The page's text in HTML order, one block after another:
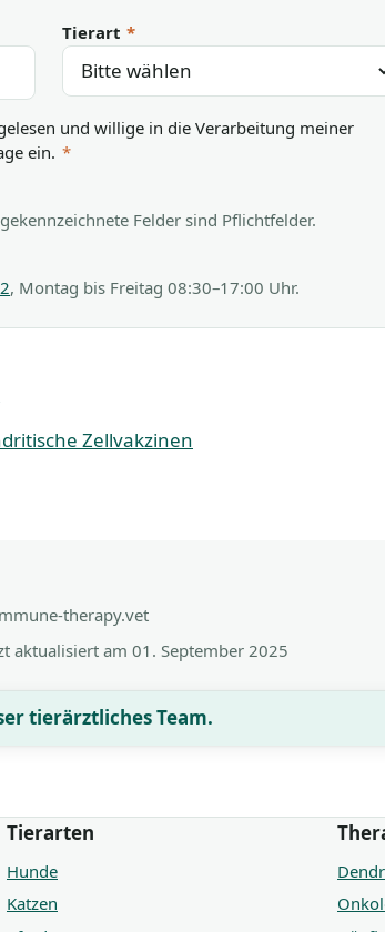
Tierart *
und willige in die Verarbeitung meiner
ein. *
Felder sind Pflichtfelder.
, Montag bis Freitag 08:30–17:00 Uhr.
Zellvakzinen
therapy.vet
aktualisiert am 01. September 2025
tierärztliches Team.
Tierarten
Hunde
Katzen